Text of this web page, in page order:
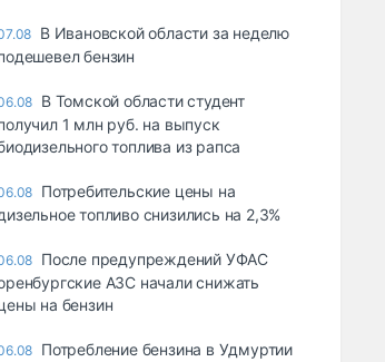
В Ивановской области за неделю
бензин
В Томской области студент
1 млн руб. на выпуск
топлива из рапса
Потребительские цены на
топливо снизились на 2,3%
После предупреждений УФАС
АЗС начали снижать
на бензин
Потребление бензина в Удмуртии